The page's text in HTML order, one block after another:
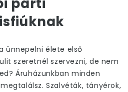
ünnepelni élete első
szeretnél szervezni, de nem
Áruházunkban minden
Szalvéták, tányérok,